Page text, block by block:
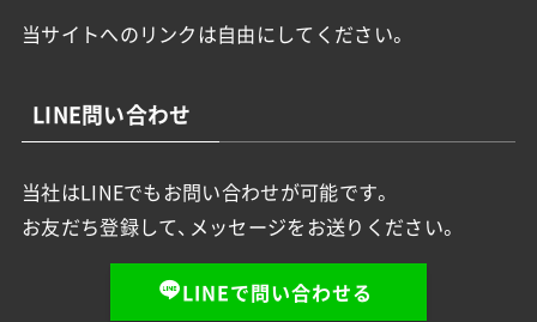
当サイトへのリンクは自由にしてください。
LINE問い合わせ
当社はLINEでもお問い合わせが可能です。
お友だち登録して、メッセージをお送りください。
LINEで問い合わせる